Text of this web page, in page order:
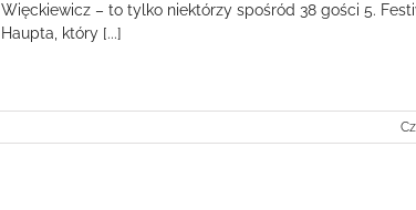
Więckiewicz – to tylko niektórzy spośród 38 gości 5.
Haupta, który [...]